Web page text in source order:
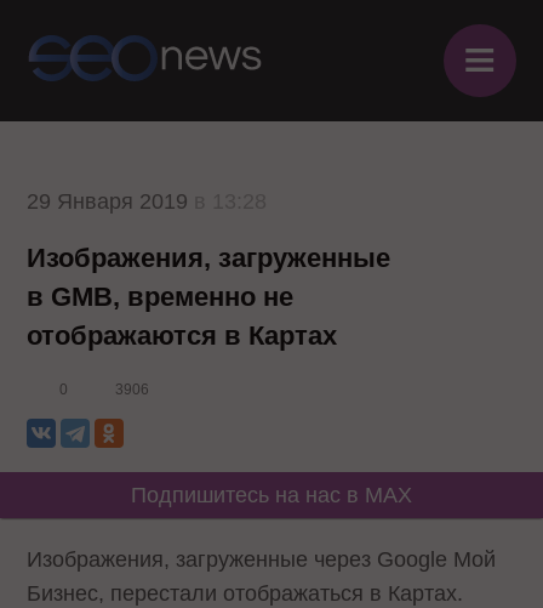
≡
29 Января 2019
Изображения, загруженные
в GMB, временно не
отображаются в Картах
0 3906
Подпишитесь на нас в MAX
Изображения, загруженные через Google Мой
Бизнес, перестали отображаться в Картах.